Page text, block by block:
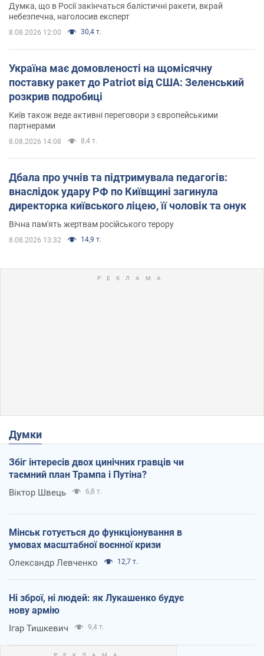
Думка, що в Росії закінчаться балістичні ракети, вкрай
небезпечна, наголосив експерт
8.08.2026 12:00 30,4 т.
Україна має домовленості на щомісячну
поставку ракет до Patriot від США: Зеленський
розкрив подробиці
Київ також веде активні переговори з європейськими
партнерами
8.08.2026 14:08 8,4 т.
Дбала про учнів та підтримувала педагогів:
внаслідок удару РФ по Київщині загинула
директорка київського ліцею, її чоловік та онук
Вічна пам'ять жертвам російського терору
8.08.2026 13:32 14,9 т.
Думки
Збіг інтересів двох цинічних гравців чи
таємний план Трампа і Путіна?
Віктор Швець 6,8 т.
Мінськ готується до функціонування в
умовах масштабної воєнної кризи
Олександр Левченко 12,7 т.
Ні зброї, ні людей: як Лукашенко будує
нову армію
Ігар Тишкевич 9,4 т.